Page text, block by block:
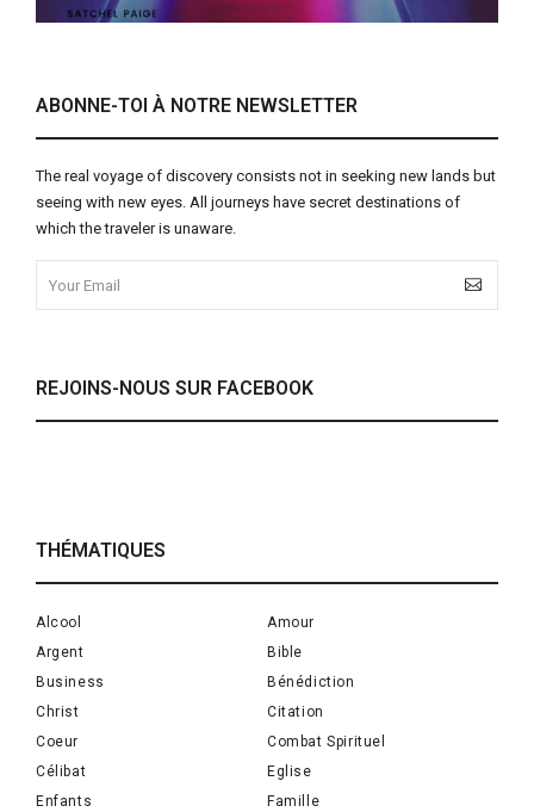
ABONNE-TOI À NOTRE NEWSLETTER
The real voyage of discovery consists not in seeking new lands but
seeing with new eyes. All journeys have secret destinations of
which the traveler is unaware.
REJOINS-NOUS SUR FACEBOOK
THÉMATIQUES
Alcool
Amour
Argent
Bible
Business
Bénédiction
Christ
Citation
Coeur
Combat Spirituel
Célibat
Eglise
Enfants
Famille